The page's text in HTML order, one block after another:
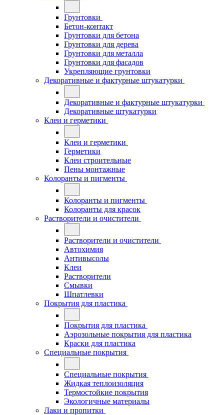
Грунтовки
Бетон-контакт
Грунтовки для бетона
Грунтовки для дерева
Грунтовки для металла
Грунтовки для фасадов
Укрепляющие грунтовки
Декоративные и фактурные штукатурки
Декоративные и фактурные штукатурки
Декоративные штукатурки
Клеи и герметики
Клеи и герметики
Герметики
Клеи строительные
Пены монтажные
Колоранты и пигменты
Колоранты и пигменты
Колоранты для красок
Растворители и очистители
Растворители и очистители
Автохимия
Антивысолы
Клеи
Растворители
Смывки
Шпатлевки
Покрытия для пластика
Покрытия для пластика
Аэрозольные покрытия для пластика
Краски для пластика
Специальные покрытия
Специальные покрытия
Жидкая теплоизоляция
Термостойкие покрытия
Экологичные материалы
Лаки и пропитки